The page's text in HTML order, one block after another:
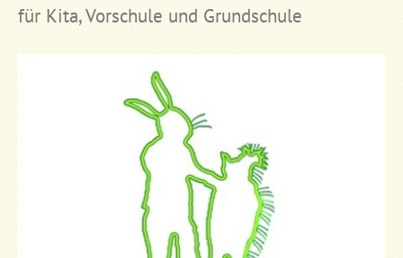
für Kita, Vorschule und Grundschule